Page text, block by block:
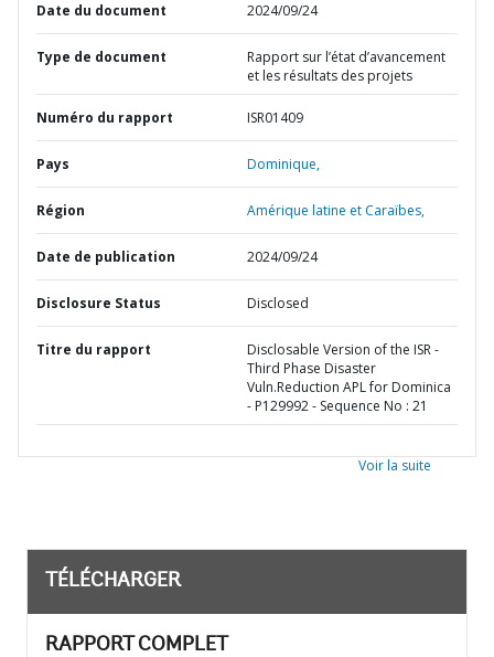
Date du document 2024/09/24
Type de document
Rapport sur l’état d’avancement
et les résultats des projets
Numéro du rapport ISR01409
Pays Dominique,
Région Amérique latine et Caraïbes,
Date de publication 2024/09/24
Disclosure Status Disclosed
Titre du rapport
Disclosable Version of the ISR -
Third Phase Disaster
Vuln.Reduction APL for Dominica
- P129992 - Sequence No : 21
Voir la suite
TÉLÉCHARGER
RAPPORT COMPLET